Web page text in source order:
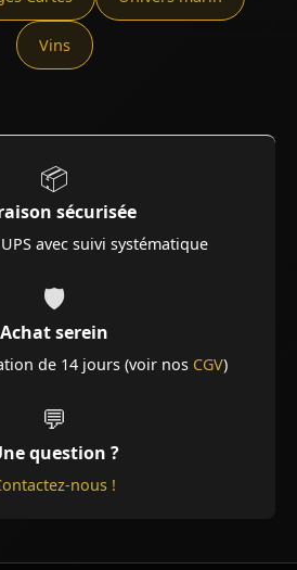
Vins
📦
sécurisée
avec suivi systématique
🛡️
Achat serein
de 14 jours (voir nos CGV)
💬
question ?
nous !